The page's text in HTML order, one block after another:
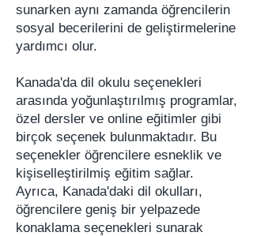
sunarken aynı zamanda öğrencilerin
sosyal becerilerini de geliştirmelerine
yardımcı olur.
Kanada'da dil okulu seçenekleri
arasında yoğunlaştırılmış programlar,
özel dersler ve online eğitimler gibi
birçok seçenek bulunmaktadır. Bu
seçenekler öğrencilere esneklik ve
kişiselleştirilmiş eğitim sağlar.
Ayrıca, Kanada'daki dil okulları,
öğrencilere geniş bir yelpazede
konaklama seçenekleri sunarak